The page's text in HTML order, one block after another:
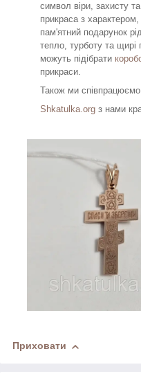
символ віри, захисту
прикраса з
пам'ятний подарунок
тепло, турботу та щирі
можуть підібрати
прикраси.
Також ми
Shkatulka.org з нами
Приховати